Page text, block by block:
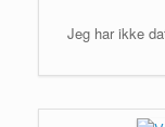
Jeg har ikke